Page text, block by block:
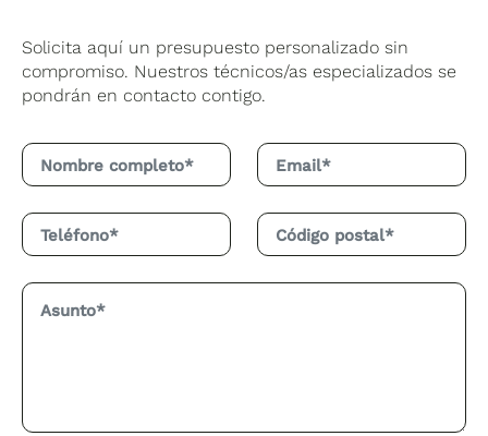
Solicita aquí un presupuesto personalizado sin
compromiso. Nuestros técnicos/as especializados se
pondrán en contacto contigo.